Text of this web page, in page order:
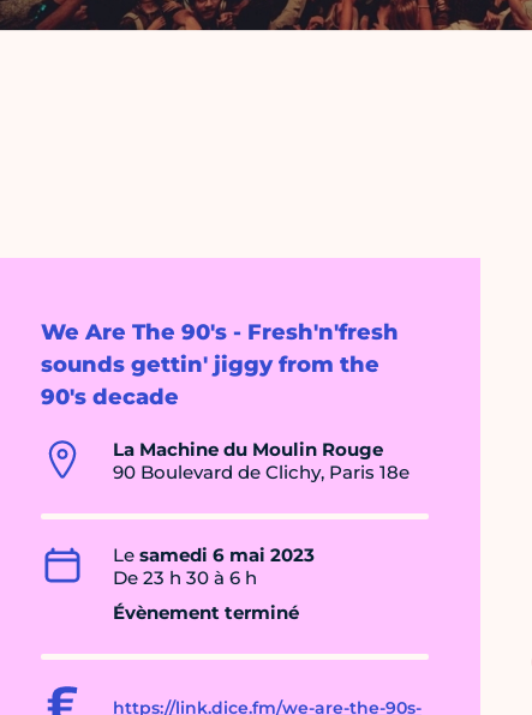
We Are The 90's - Fresh'n'fresh
sounds gettin' jiggy from the
90's decade
La Machine du Moulin Rouge
90 Boulevard de Clichy, Paris 18e
Le samedi 6 mai 2023
De 23 h 30 à 6 h
Évènement terminé
https://link.dice.fm/we-are-the-90s-